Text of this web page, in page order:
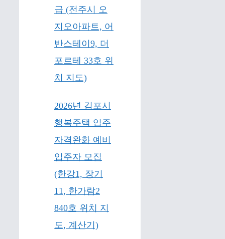
급 (전주시 오
지오아파트, 어
반스테이9, 더
포르테 33호 위
치 지도)
2026년 김포시
행복주택 입주
자격완화 예비
입주자 모집
(한강1, 장기
11, 한가람2
840호 위치 지
도, 계산기)